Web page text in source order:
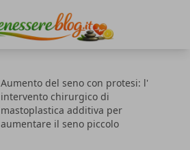
Aumento del seno con protesi: l'
intervento chirurgico di
mastoplastica additiva per
aumentare il seno piccolo